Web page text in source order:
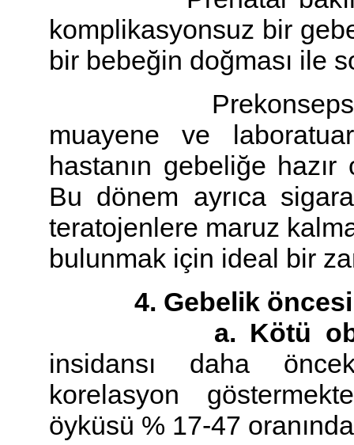
komplikasyonsuz bir
bir bebeğin doğması ile
muayene ve
hastanın gebeliğe
Bu dönem ayrıca
teratojenlere maruz
bulunmak için ideal bir
4. Gebelik öncesi
a. Kötü
insidansı daha
korelasyon
öyküsü % 17-47